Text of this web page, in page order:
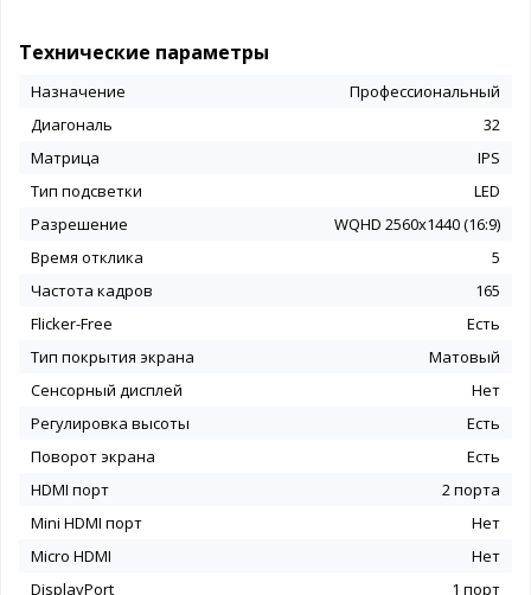
Технические параметры
Назначение
Профессиональный
Диагональ
32
Матрица
IPS
Тип подсветки
LED
Разрешение
WQHD 2560x1440 (16:9)
Время отклика
5
Частота кадров
165
Flicker-Free
Есть
Тип покрытия экрана
Матовый
Сенсорный дисплей
Нет
Регулировка высоты
Есть
Поворот экрана
Есть
HDMI порт
2 порта
Mini HDMI порт
Нет
Micro HDMI
Нет
DisplayPort
1 порт